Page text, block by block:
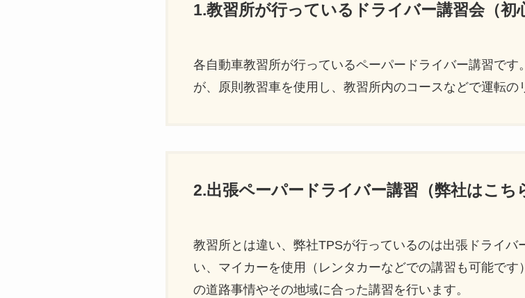
1.教習所が行っているドライバー講習会（初
各自動車教習所が行っているペーパードライバー講習で
が、原則教習車を使用し、教習所内のコースなどで運転の
2.出張ペーパードライバー講習（弊社はこち
教習所とは違い、弊社TPSが行っているのは出張ドライバ
い、マイカーを使用（レンタカーなどでの講習も可能で
の道路事情やその地域に合った講習を行います。